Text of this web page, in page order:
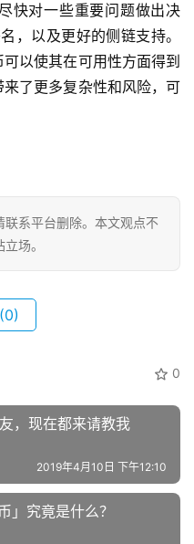
快对一些重要问题做出决
，以及更好的侧链支持。
以使其在可用性方面得到
了更多复杂性和风险，可
联系平台删除。本文观点不
场。
(0)
0
，现在都来请教我
2019年4月10日 下午12:10
」究竟是什么？